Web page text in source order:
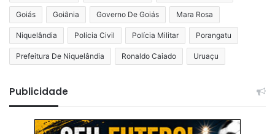
Goiás Goiânia Governo De Goiás Mara Rosa
Niquelândia Polícia Civil Polícia Militar Porangatu
Prefeitura De Niquelândia Ronaldo Caiado Uruaçu
Publicidade